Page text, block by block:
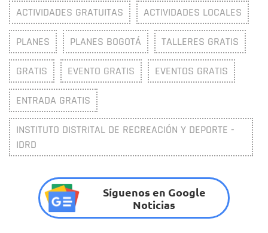
ACTIVIDADES GRATUITAS ACTIVIDADES LOCALES
PLANES PLANES BOGOTÁ TALLERES GRATIS
GRATIS EVENTO GRATIS EVENTOS GRATIS
ENTRADA GRATIS
INSTITUTO DISTRITAL DE RECREACIÓN Y DEPORTE -
IDRD
Síguenos en Google
Noticias